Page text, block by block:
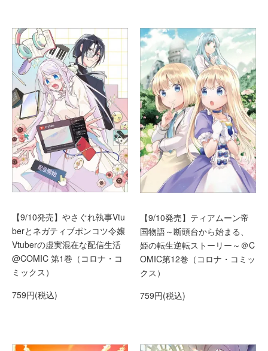
【9/10発売】やさぐれ執事Vtu
berとネガティブポンコツ令嬢
Vtuberの虚実混在な配信生活
@COMIC 第1巻（コロナ・コ
ミックス）
759円(税込)
【9/10発売】ティアムーン帝
国物語～断頭台から始まる、
姫の転生逆転ストーリー～＠C
OMIC第12巻（コロナ・コミッ
クス）
759円(税込)